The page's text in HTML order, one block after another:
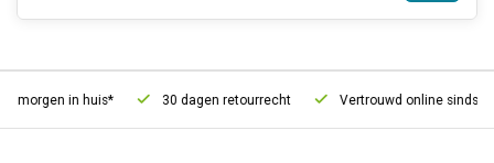
morgen in huis* 30 dagen retourrecht Vertrouwd online sinds